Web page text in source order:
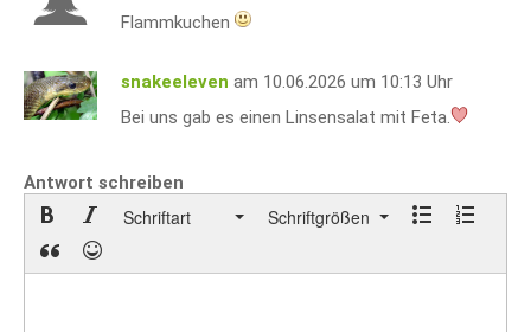
Flammkuchen
snakeeleven am 10.06.2026 um 10:13 Uhr
Bei uns gab es einen Linsensalat mit Feta.
Antwort schreiben
Schriftart Schriftgrößen